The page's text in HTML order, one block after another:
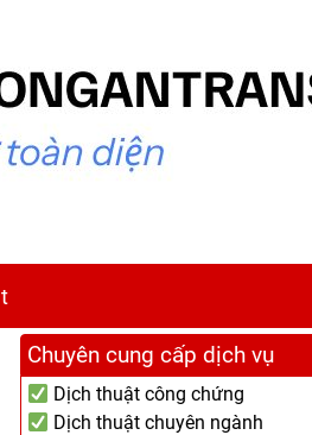
Chuyên cung cấp dịch vụ
Dịch thuật công chứng
Dịch thuật chuyên ngành